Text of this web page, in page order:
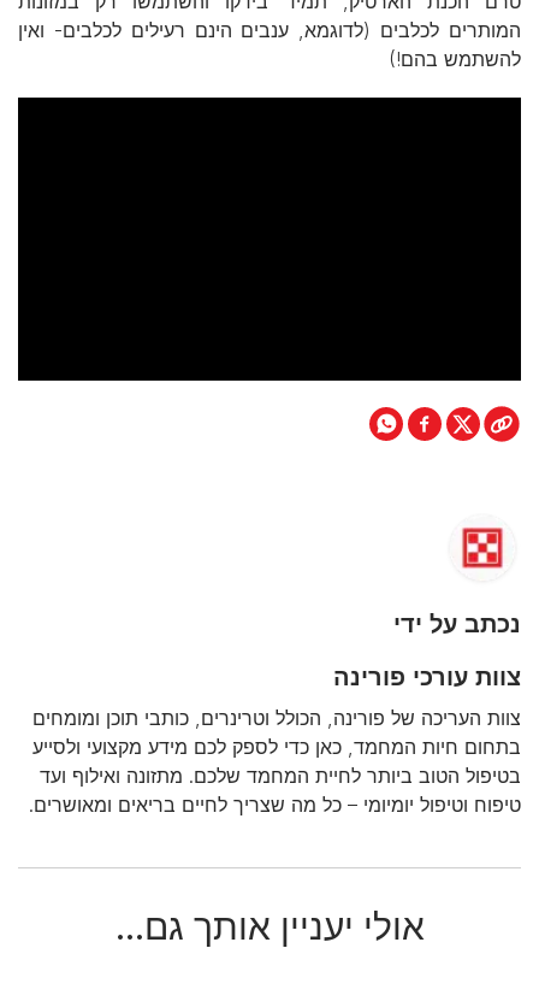
המותרים לכלבים (לדוגמא, ענבים הינם רעילים לכלבים- ואין
להשתמש בהם!)
נכתב על ידי
צוות עורכי פורינה
צוות העריכה של פורינה, הכולל וטרינרים, כותבי תוכן ומומחים
בתחום חיות המחמד, כאן כדי לספק לכם מידע מקצועי ולסייע
בטיפול הטוב ביותר לחיית המחמד שלכם. מתזונה ואילוף ועד
טיפוח וטיפול יומיומי – כל מה שצריך לחיים בריאים ומאושרים.
אולי יעניין אותך גם...